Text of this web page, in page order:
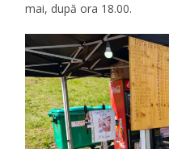
mai, după ora 18.00.